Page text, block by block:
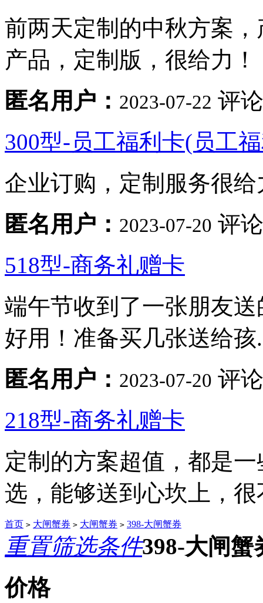
前两天定制的中秋方案
产品，定制版，很给力！
匿名用户： 2023-07-22 评
300型-员工福利卡(员工
企业订购，定制服务很
匿名用户： 2023-07-20 评
518型-商务礼赠卡
端午节收到了一张朋友
好用！准备买几张送给孩
匿名用户： 2023-07-20 评
218型-商务礼赠卡
定制的方案超值，都是
选，能够送到心坎上，很
首页 > 大闸蟹券 > 大闸蟹券 > 398-大闸蟹券
重置筛选条件398-大闸蟹
价格